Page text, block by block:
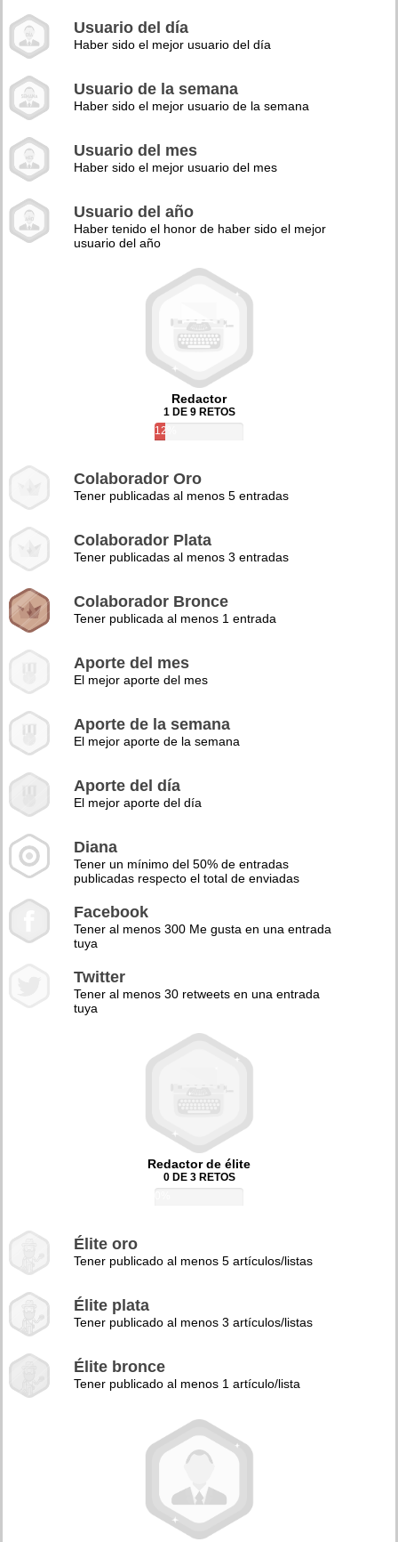
Usuario del día
Haber sido el mejor usuario del día
Usuario de la semana
Haber sido el mejor usuario de la semana
Usuario del mes
Haber sido el mejor usuario del mes
Usuario del año
Haber tenido el honor de haber sido el mejor
usuario del año
Redactor
1 DE 9 RETOS
12%
Colaborador Oro
Tener publicadas al menos 5 entradas
Colaborador Plata
Tener publicadas al menos 3 entradas
Colaborador Bronce
Tener publicada al menos 1 entrada
Aporte del mes
El mejor aporte del mes
Aporte de la semana
El mejor aporte de la semana
Aporte del día
El mejor aporte del día
Diana
Tener un mínimo del 50% de entradas
publicadas respecto el total de enviadas
Facebook
Tener al menos 300 Me gusta en una entrada
tuya
Twitter
Tener al menos 30 retweets en una entrada
tuya
Redactor de élite
0 DE 3 RETOS
Élite oro
Tener publicado al menos 5 artículos/listas
Élite plata
Tener publicado al menos 3 artículos/listas
Élite bronce
Tener publicado al menos 1 artículo/lista